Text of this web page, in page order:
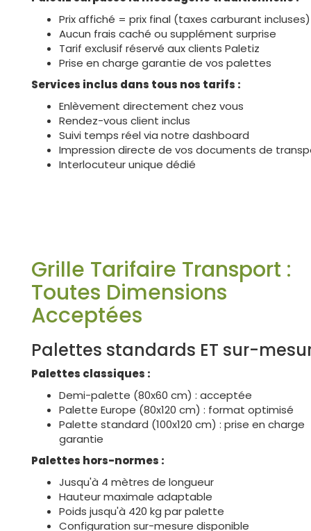
Prix affiché = prix final (taxes carburant incluses)
Aucun frais caché ou supplément surprise
Tarif exclusif réservé aux clients Paletiz
Prise en charge garantie de vos palettes
Services inclus dans tous nos tarifs :
Enlèvement directement chez vous
Rendez-vous client inclus
Suivi temps réel via notre dashboard
Impression directe de vos documents de
Interlocuteur unique dédié
Grille Tarifaire Transport :
Toutes Dimensions
Acceptées
Palettes standards ET sur-
Palettes classiques :
Demi-palette (80x60 cm) : acceptée
Palette Europe (80x120 cm) : format optimisé
Palette standard (100x120 cm) : prise en charge
garantie
Palettes hors-normes :
Jusqu'à 4 mètres de longueur
Hauteur maximale adaptable
Poids jusqu'à 420 kg par palette
Configuration sur-mesure disponible